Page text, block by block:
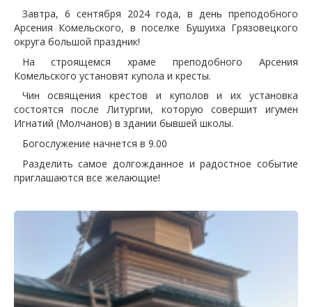
Завтра, 6 сентября 2024 года, в день преподобного
Арсения Комельского, в поселке Бушуиха Грязовецкого
округа большой праздник!
На строящемся храме преподобного Арсения
Комельского установят купола и кресты.
Чин освящения крестов и куполов и их установка
состоятся после Литургии, которую совершит игумен
Игнатий (Молчанов) в здании бывшей школы.
Богослужение начнется в 9.00
Разделить самое долгожданное и радостное событие
приглашаются все желающие!